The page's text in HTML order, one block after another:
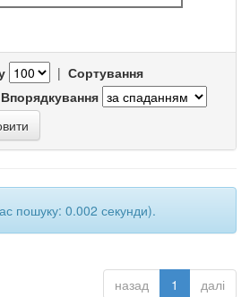
| Сортування
Впорядкування
пошуку: 0.002 секунди).
назад 1 далі